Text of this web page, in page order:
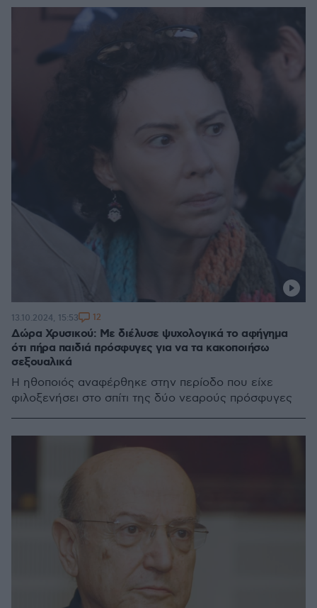
Δώρα Χρυσικού: Με διέλυσε ψυχολογικά το αφήγημα
ότι πήρα παιδιά πρόσφυγες για να τα κακοποιήσω
σεξουαλικά
Η ηθοποιός αναφέρθηκε στην περίοδο που είχε
φιλοξενήσει στο σπίτι της δύο νεαρούς πρόσφυγες
13.10.2024, 15:53 12